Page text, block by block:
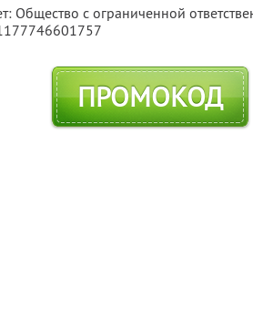
Общество с ограниченной
ПРОМОКОД